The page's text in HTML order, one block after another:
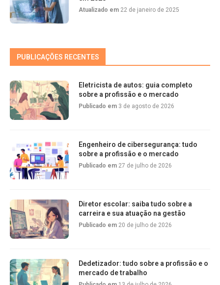
Atualizado em 22 de janeiro de 2025
PUBLICAÇÕES RECENTES
Eletricista de autos: guia completo
sobre a profissão e o mercado
Publicado em 3 de agosto de 2026
Engenheiro de cibersegurança: tudo
sobre a profissão e o mercado
Publicado em 27 de julho de 2026
Diretor escolar: saiba tudo sobre a
carreira e sua atuação na gestão
Publicado em 20 de julho de 2026
Dedetizador: tudo sobre a profissão e o
mercado de trabalho